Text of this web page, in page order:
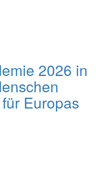
2026 in
Europas